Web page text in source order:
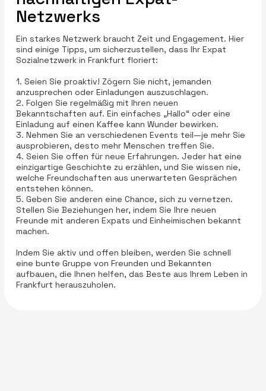
Netzwerks
Ein starkes Netzwerk braucht Zeit und Engagement. Hier
sind einige Tipps, um sicherzustellen, dass Ihr Expat
Sozialnetzwerk in Frankfurt floriert:
1. Seien Sie proaktiv! Zögern Sie nicht, jemanden
anzusprechen oder Einladungen auszuschlagen.
2. Folgen Sie regelmäßig mit Ihren neuen
Bekanntschaften auf. Ein einfaches „Hallo“ oder eine
Einladung auf einen Kaffee kann Wunder bewirken.
3. Nehmen Sie an verschiedenen Events teil—je mehr Sie
ausprobieren, desto mehr Menschen treffen Sie.
4. Seien Sie offen für neue Erfahrungen. Jeder hat eine
einzigartige Geschichte zu erzählen, und Sie wissen nie,
welche Freundschaften aus unerwarteten Gesprächen
entstehen können.
5. Geben Sie anderen eine Chance, sich zu vernetzen.
Stellen Sie Beziehungen her, indem Sie Ihre neuen
Freunde mit anderen Expats und Einheimischen bekannt
machen.
Indem Sie aktiv und offen bleiben, werden Sie schnell
eine bunte Gruppe von Freunden und Bekannten
aufbauen, die Ihnen helfen, das Beste aus Ihrem Leben in
Frankfurt herauszuholen.